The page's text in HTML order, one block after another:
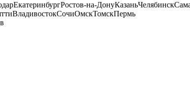
ЕкатеринбургРостов-на-ДонуКазаньЧелябинск
ВладивостокСочиОмскТомскПермь